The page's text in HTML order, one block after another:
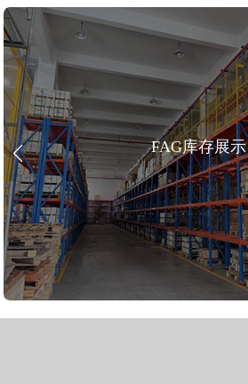
FAG库存展示